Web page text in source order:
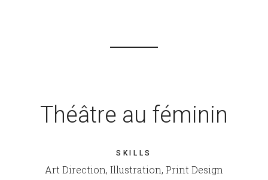
Théâtre au féminin
SKILLS
Art Direction, Illustration, Print Design